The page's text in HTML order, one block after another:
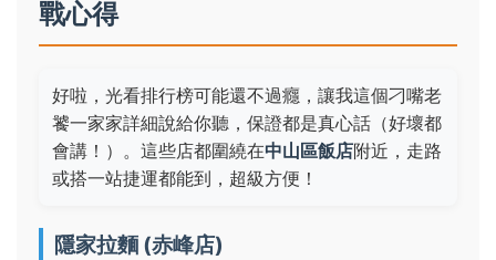
戰心得
好啦，光看排行榜可能還不過癮，讓我這個刁嘴老
饕一家家詳細說給你聽，保證都是真心話（好壞都
會講！）。這些店都圍繞在中山區飯店附近，走路
或搭一站捷運都能到，超級方便！
隱家拉麵 (赤峰店)